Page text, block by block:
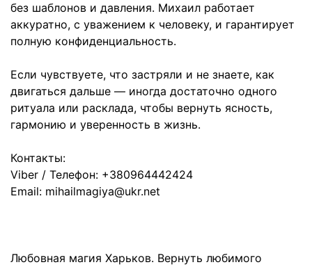
без шаблонов и давления. Михаил работает
аккуратно, с уважением к человеку, и гарантирует
полную конфиденциальность.
Если чувствуете, что застряли и не знаете, как
двигаться дальше — иногда достаточно одного
ритуала или расклада, чтобы вернуть ясность,
гармонию и уверенность в жизнь.
Контакты:
Viber / Телефон: +380964442424
Email: mihailmagiya@ukr.net
Любовная магия Харьков. Вернуть любимого